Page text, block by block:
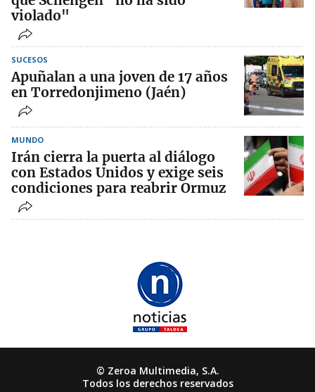
violado"
SUCESOS
Apuñalan a una joven de 17 años
en Torredonjimeno (Jaén)
MUNDO
Irán cierra la puerta al diálogo
con Estados Unidos y exige seis
condiciones para reabrir Ormuz
© Zeroa Multimedia, S.A.
Todos los derechos reservados